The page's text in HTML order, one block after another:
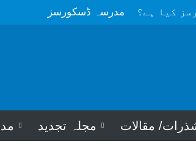
مدرسہ ڈسکورسز کیا ہے؟
مجلہ تجدید مقالات